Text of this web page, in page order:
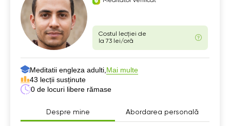
Costul lecției de
la 73 lei/oră
Meditatii engleza adulti, Mai multe
43 lecții susținute
0 de locuri libere rămase
Despre mine Abordarea personală